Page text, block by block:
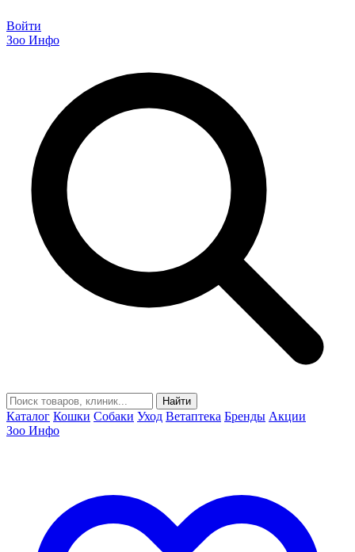
Войти
Зоо Инфо
Найти
Каталог Кошки Собаки Уход Ветаптека Бренды Акции
Зоо Инфо